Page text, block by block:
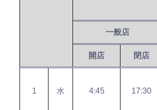
一般店
開店
閉店
1 水 4:45 17:30